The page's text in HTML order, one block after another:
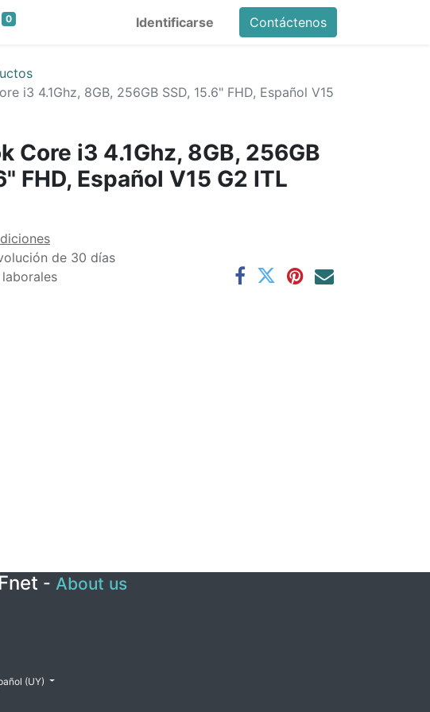
0 Identificarse Contáctenos
i3 4.1Ghz, 8GB, 256GB SSD, 15.6" FHD, Español V15
Core i3 4.1Ghz, 8GB, 256GB
FHD, Español V15 G2 ITL
de 30 días
- About us
(UY)